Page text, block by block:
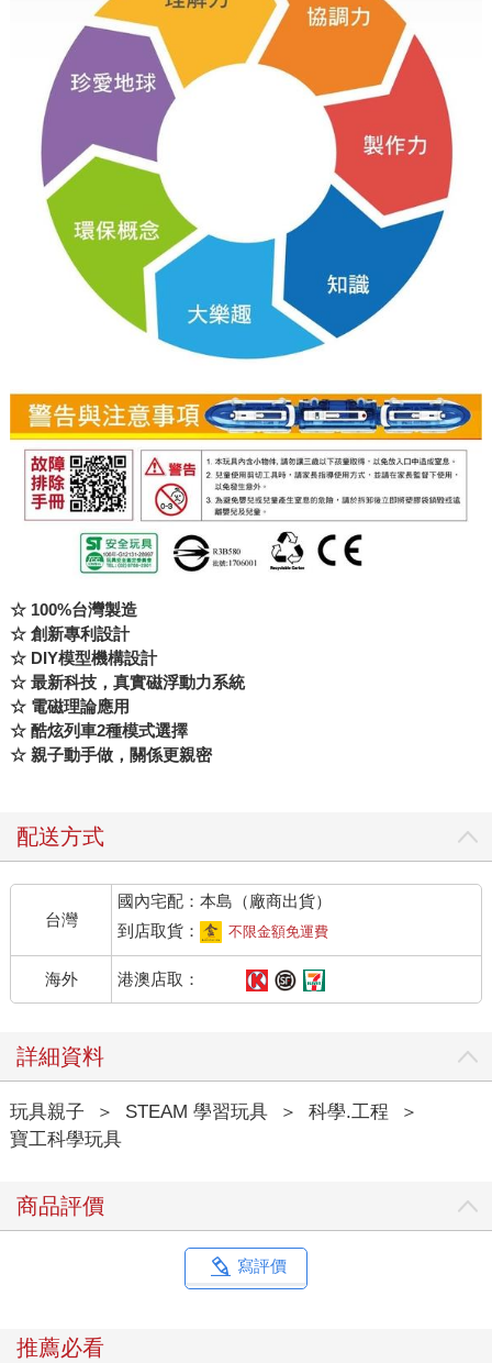
☆ 100%台灣製造
☆ 創新專利設計
☆ DIY模型機構設計
☆ 最新科技，真實磁浮動力系統
☆ 電磁理論應用
☆ 酷炫列車2種模式選擇
☆ 親子動手做，關係更親密
配送方式
台灣
國內宅配：本島（廠商出貨）
到店取貨：
不限金額免運費
海外 港澳店取：
詳細資料
玩具親子 ＞ STEAM 學習玩具 ＞ 科學.工程
＞
寶工科學玩具
商品評價
寫評價
推薦必看